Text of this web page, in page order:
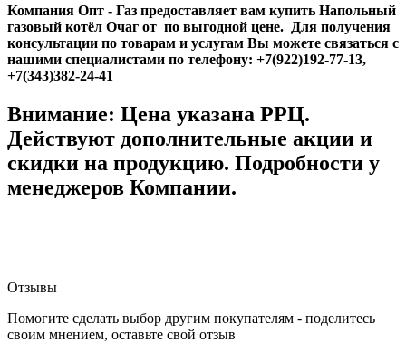
Компания Опт - Газ предоставляет вам купить Напольный
газовый котёл Очаг от по выгодной цене. Для получения
консультации по товарам и услугам Вы можете связаться с
нашими специалистами по телефону: +7(922)192-77-13,
+7(343)382-24-41
Внимание: Цена указана РРЦ.
Действуют дополнительные акции и
скидки на продукцию. Подробности у
менеджеров Компании.
Отзывы
Помогите сделать выбор другим покупателям - поделитесь
своим мнением, оставьте свой отзыв